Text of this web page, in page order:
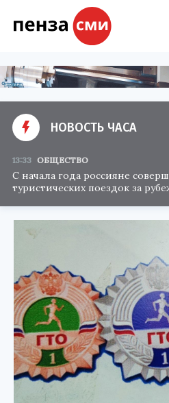
НОВОСТЬ ЧАСА
13:33 ОБЩЕСТВО
С начала года россияне
туристических поездок за